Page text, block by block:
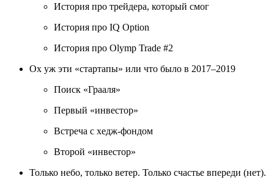
История про трейдера, который смог
История про IQ Option
История про Olymp Trade #2
Ох уж эти «стартапы» или что было в 2017–2019
Поиск «Грааля»
Первый «инвестор»
Встреча с хедж‑фондом
Второй «инвестор»
Только небо, только ветер. Только счастье впереди (нет).